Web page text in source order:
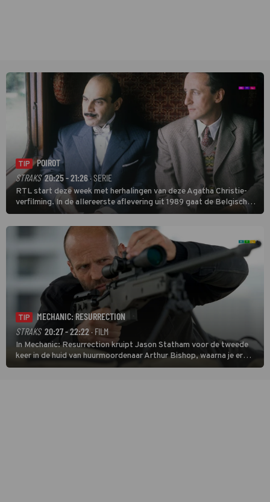
TIP
POIROT
STRAKS 20:25 - 21:26· SERIE
RTL start deze week met herhalingen van deze Agatha Christie-
verfilming. In de allereerste aflevering uit 1989 gaat de Belgische
speurder op zoek naar een vermiste kok. Poirot raakt al snel
verwikkeld in een moordzaak. (HH)
TIP
MECHANIC: RESURRECTION
STRAKS 20:27 - 22:22 · FILM
In Mechanic: Resurrection kruipt Jason Statham voor de tweede
keer in de huid van huurmoordenaar Arthur Bishop, waarna je er
donder op kunt zeggen dat er van Bishops geplande pensioen niet